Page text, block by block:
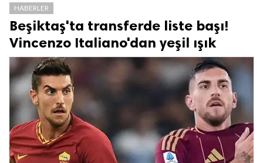
HABERLER
Beşiktaş'ta transferde liste başı!
Vincenzo Italiano'dan yeşil ışık